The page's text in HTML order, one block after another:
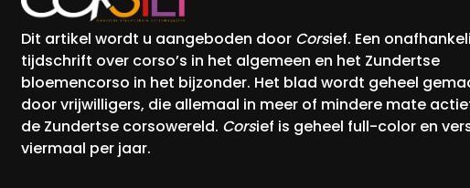
Dit artikel wordt u aangeboden door Corsief. Een
tijdschrift over corso’s in het algemeen en het Zundertse
bloemencorso in het bijzonder. Het blad wordt geheel
door vrijwilligers, die allemaal in meer of mindere mate
de Zundertse corsowereld. Corsief is geheel full-color en
viermaal per jaar.